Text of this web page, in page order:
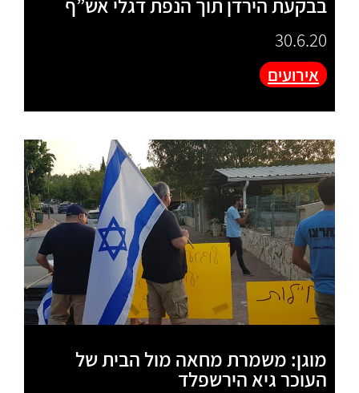
30.6.20
אירועים
מוגן: משמרת מחאה מול הבית של
העוכר גיא הירשפלד